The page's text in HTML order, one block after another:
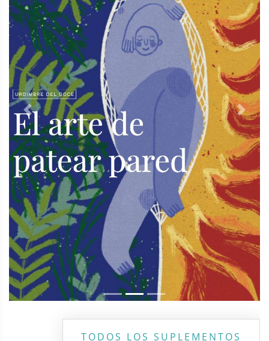
Previous Next
TODOS LOS SUPLEMENTOS